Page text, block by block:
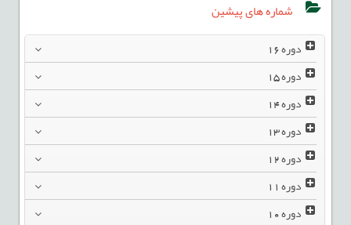
شماره های پیشین
دوره16
دوره15
دوره14
دوره13
دوره12
دوره11
دوره10